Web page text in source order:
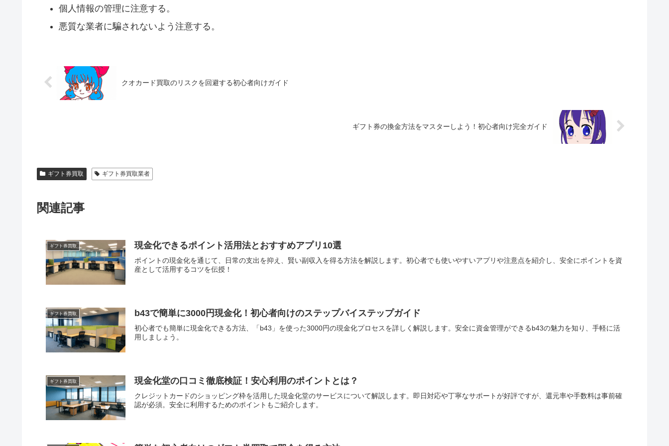
個人情報の管理に注意する。
悪質な業者に騙されないよう注意する。
クオカード買取のリスクを回避する初心者向けガイド
ギフト券の換金方法をマスターしよう！初心者向け完全ガイド
ギフト券買取 ギフト券買取業者
関連記事
ギフト券買取 現金化できるポイント活用法とおすすめアプリ10選
ポイントの現金化を通じて、日常の支出を抑え、賢い副収入を得る方法を解説します。初心者でも使いやすいアプリや注意点を紹介し、安全にポイントを資
産として活用するコツを伝授！
ギフト券買取 b43で簡単に3000円現金化！初心者向けのステップバイステップガイド
初心者でも簡単に現金化できる方法、「b43」を使った3000円の現金化プロセスを詳しく解説します。安全に資金管理ができるb43の魅力を知り、手軽に活
用しましょう。
ギフト券買取 現金化堂の口コミ徹底検証！安心利用のポイントとは？
クレジットカードのショッピング枠を活用した現金化堂のサービスについて解説します。即日対応や丁寧なサポートが好評ですが、還元率や手数料は事前確
認が必須。安全に利用するためのポイントもご紹介します。